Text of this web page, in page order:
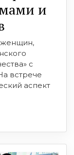
и
женщин,
с
встрече
аспект